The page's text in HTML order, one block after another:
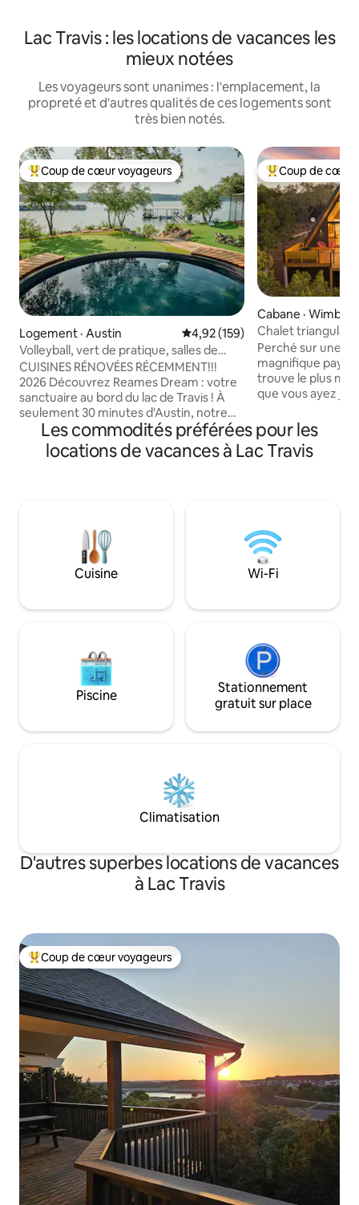
Lac Travis : les locations de vacances les
mieux notées
Les voyageurs sont unanimes : l'emplacement, la
propreté et d'autres qualités de ces logements sont
très bien notés.
Coup de cœur voyageurs parmi les plus aimés
Coup de cœur voyageurs
Logement · Austin Note moyenne de 4,92 sur 5,
4,92 (159)
Volleyball, vert de pratique, salles de
jeux, peut accueillir 12 personnes
CUISINES RÉNOVÉES RÉCEMMENT!!!
2026 Découvrez Reames Dream : votre
sanctuaire au bord du lac de Travis ! À
seulement 30 minutes d'Austin, notre
refuge chic propose des intérieurs
modernes et une multitude d'activités
de plein air, notamment du volleyball de
voyageurs Airbnb bénéficient d'une
réduction de 100 $ sur la location de
bateaux pour vivre des aventures
aquatiques inoubliables! Nouveau jet ski
voyageurs seulement!
Coup de cœur
Coup de cœur
Cabane ·
Chalet
la nature
Perché sur une
magnifique pays
trouve le plus
que vous ayez
de touches
magnifique. La
une poche de
travers les
sombre met en
couper le souffle.
extérieure sont la
Les commodités préférées pour les
locations de vacances à Lac Travis
Cuisine Wi-Fi
Piscine
Stationnement
gratuit sur place
Climatisation
D'autres superbes locations de vacances
à Lac Travis
Coup de cœur voyageurs parmi les plus aimés
Coup de cœur voyageurs